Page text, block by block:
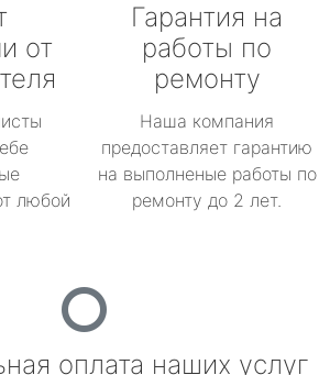
от
любой
Гарантия на
работы по
ремонту
Наша компания
предоставляет гарантию
на выполненые работы по
ремонту до 2 лет.
оплата наших услуг